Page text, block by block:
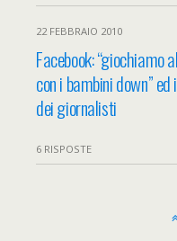
22 FEBBRAIO 2010
Facebook: “giochiamo
con i bambini down”
dei giornalisti
6 RISPOSTE